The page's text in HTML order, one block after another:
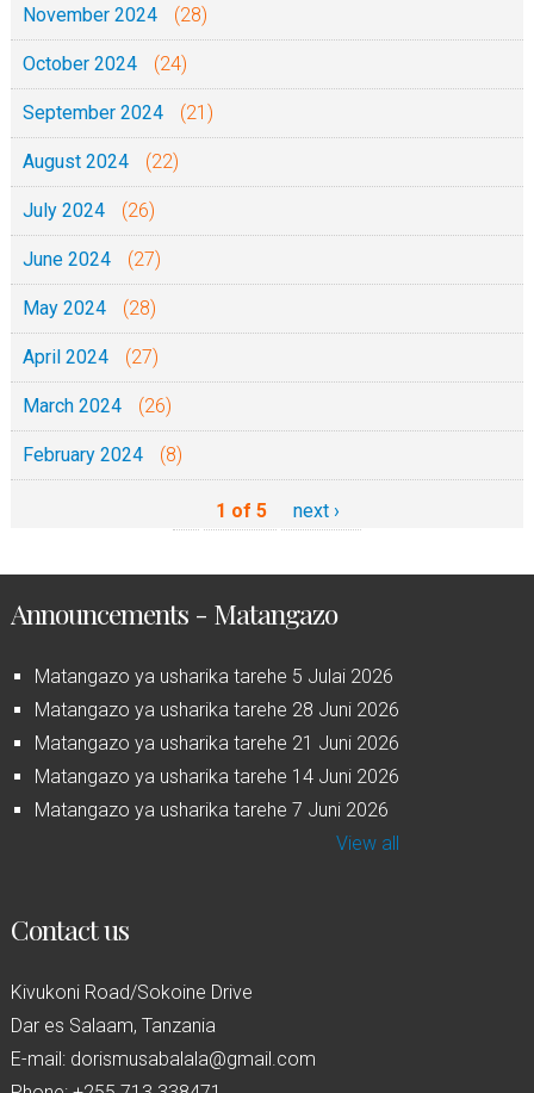
November 2024 (28)
October 2024 (24)
September 2024 (21)
August 2024 (22)
July 2024 (26)
June 2024 (27)
May 2024 (28)
April 2024 (27)
March 2024 (26)
February 2024 (8)
1 of 5 next ›
Announcements - Matangazo
Matangazo ya usharika tarehe 5 Julai 2026
Matangazo ya usharika tarehe 28 Juni 2026
Matangazo ya usharika tarehe 21 Juni 2026
Matangazo ya usharika tarehe 14 Juni 2026
Matangazo ya usharika tarehe 7 Juni 2026
View all
Contact us
Kivukoni Road/Sokoine Drive
Dar es Salaam, Tanzania
E-mail: dorismusabalala@gmail.com